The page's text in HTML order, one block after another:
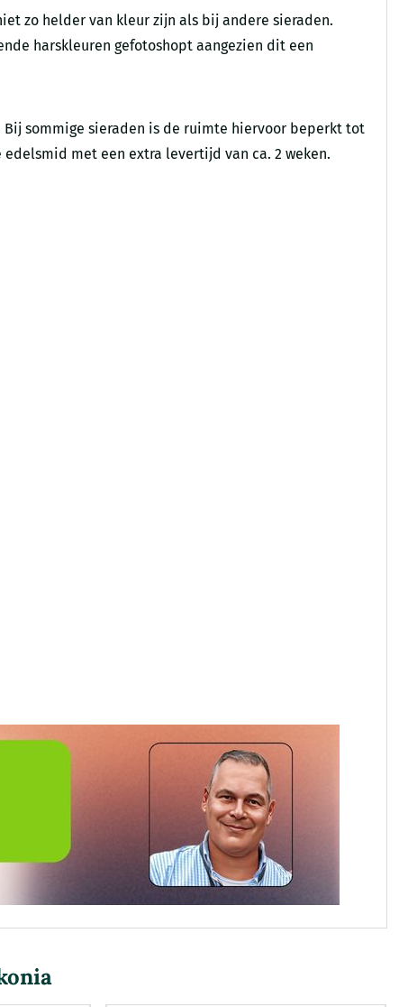
zo helder van kleur zijn als bij andere sieraden.
harskleuren gefotoshopt aangezien dit een
sommige sieraden is de ruimte hiervoor beperkt tot
met een extra levertijd van ca. 2 weken.